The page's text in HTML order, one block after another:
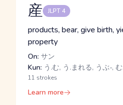
産 JLPT 4
products, bear, give birth,
property
On: サン
Kun: う.む, う.まれる, うぶ-,
11 strokes
Learn more